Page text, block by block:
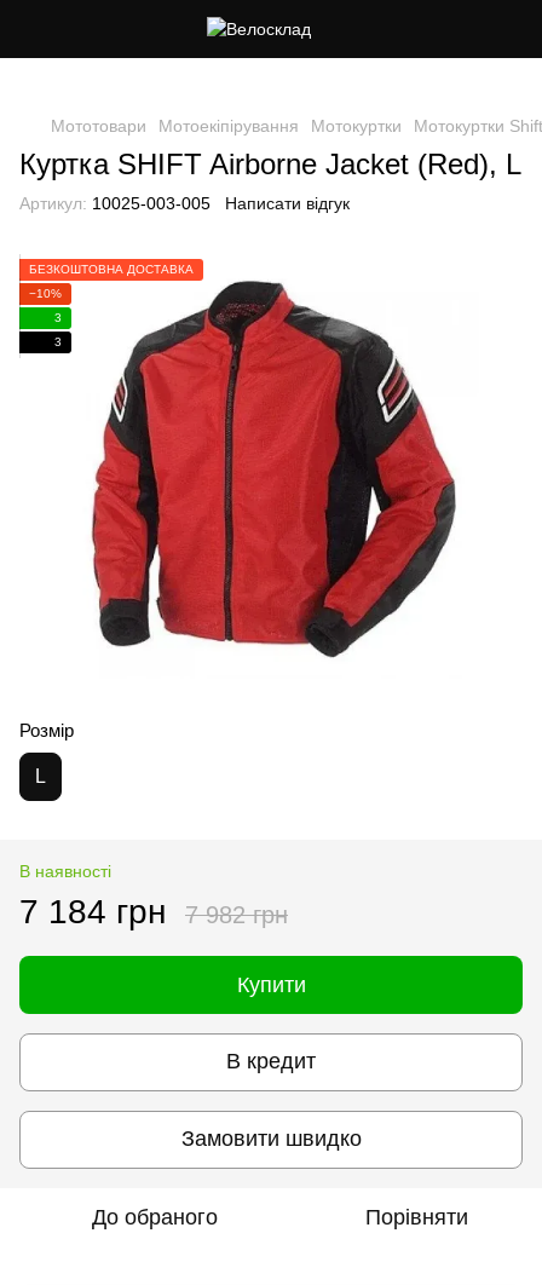
Мототовари Мотоекіпірування Мотокуртки Мотокуртки Shift
Куртка SHIFT Airborne Jacket (Red), L
Артикул: 10025-003-005 Написати відгук
БЕЗКОШТОВНА ДОСТАВКА
−10%
3
3
Розмір
L
В наявності
7 184 грн 7 982 грн
Купити
В кредит
Замовити швидко
До обраного Порівняти